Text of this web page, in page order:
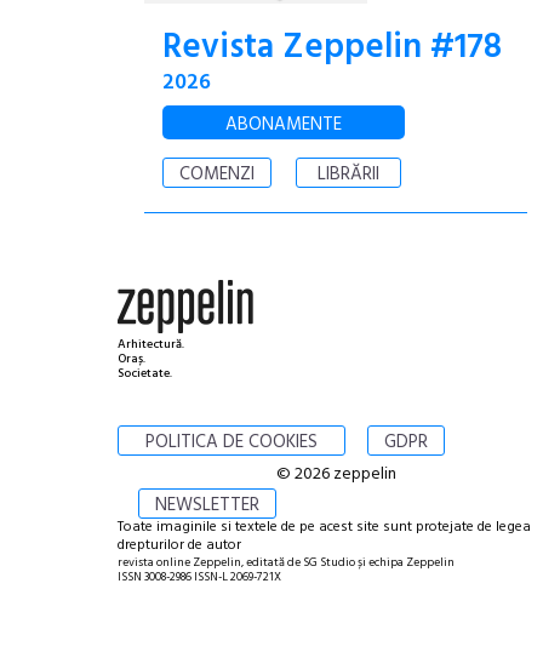
Revista Zeppelin #178
2026
ABONAMENTE
COMENZI
LIBRĂRII
Arhitectură.
Oraș.
Societate.
POLITICA DE COOKIES GDPR
NEWSLETTER
© 2026 zeppelin
Toate imaginile si textele de pe acest site sunt protejate de legea
drepturilor de autor
revista online Zeppelin, editată de SG Studio și echipa Zeppelin
ISSN 3008-2986 ISSN-L 2069-721X